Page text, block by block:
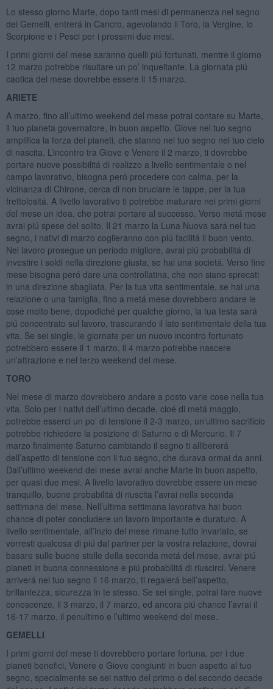
Lo stesso giorno Marte, dopo tanti mesi di permanenza nel segno
dei Gemelli, entrerá in Cancro, agevolando il Toro, la Vergine, lo
Scorpione e i Pesci per i prossimi due mesi.
I primi giorni del mese saranno quelli piú fortunati, mentre il giorno
12 marzo potrebbe risultare un po’ inqueitante. La giornata piú
caotica del mese dovrebbe essere il 15 marzo.
ARIETE
A marzo, fino all’ultimo weekend del mese potrai contare su Marte,
il tuo pianeta governatore, in buon aspetto. Giove nel tuo segno
amplifica la forza dei pianeti, che stanno nel tuo segno nel tuo cielo
di nascita. L’incontro tra Giove e Venere il 2 marzo, ti dovrebbe
portare nuove possibilitá di realizzo a livello sentimentale o nel
campo lavorativo, bisogna peró procedere con calma, per la
vicinanza di Chirone, cerca di non bruciare le tappe, per la tua
frettolositá. A livello lavorativo ti potrebbe maturare nei primi giorni
del mese un idea, che potrai portare al successo. Verso metá mese
avrai piú spese del solito. Il 21 marzo la Luna Nuova sará nel tuo
segno, i nativi di marzo coglieranno con piú facilitá il buon vento.
Nel lavoro prosegue un periodo migliore, avrai piú probabilitá di
investire i soldi nella direzione giusta, se hai una societá. Verso fine
mese bisogna peró dare una controllatina, che non siano sprecati
in una direzione sbagliata. Per la tua vita sentimentale, se hai una
relazione o una famiglia, fino a metá mese dovrebbero andare le
cose molto bene, dopodiché per qualche giorno, la tua testa sará
piú concentrato sul lavoro, trascurando il lato sentimentale della tua
vita. Se sei single, le giornate per un nuovo incontro fortunato
potrebbero essere il 1 marzo, il 4 marzo potrebbe nascere
un’attrazione e nel terzo weekend del mese.
TORO
Nel mese di marzo dovrebbero andare a posto varie cose nella tua
vita. Solo per i nativi dell’ultimo decade, cioé di metá maggio,
potrebbe esserci un po’ di tensione il 2-3 marzo, un’ultimo sacrificio
potrebbe richiedere la posizione di Saturno e di Mercurio. Il 7
marzo finalmente Saturno cambiando il segno ti allibererá
dell’aspetto di tensione con il tuo segno, che durava ormai da anni.
Dall’ultimo weekend del mese avrai anche Marte in buon aspetto,
per quasi due mesi. A livello lavorativo dovrebbe essere un mese
tranquillo, buone probabilitá di riuscita l’avrai nella seconda
settimana del mese. Nell’ultima settimana lavorativa hai buon
chance di poter concludere un lavoro importante e duraturo. A
livello sentimentale, all’inzio del mese rimane tutto invariato, se
vorresti qualcosa di piú dal partner per la vostra relazione, dovrai
basare sulle buone stelle della seconda metá del mese, avrai piú
pianeti in buona connessione e piú probabilitá di riuscirci. Venere
arriverá nel tuo segno il 16 marzo, ti regalerá bell’aspetto,
brillantezza, sicurezza in te stesso. Se sei single, potrai fare nuove
conoscenze, il 3 marzo, il 7 marzo, ed ancora piú chance l’avrai il
16-17 marzo, il penultimo e l’ultimo weekend del mese.
GEMELLI
I primi giorni del mese ti dovrebbero portare fortuna, per i due
pianeti benefici, Venere e Giove congiunti in buon aspetto al tuo
segno, specialmente se sei nativo del primo o del secondo decade